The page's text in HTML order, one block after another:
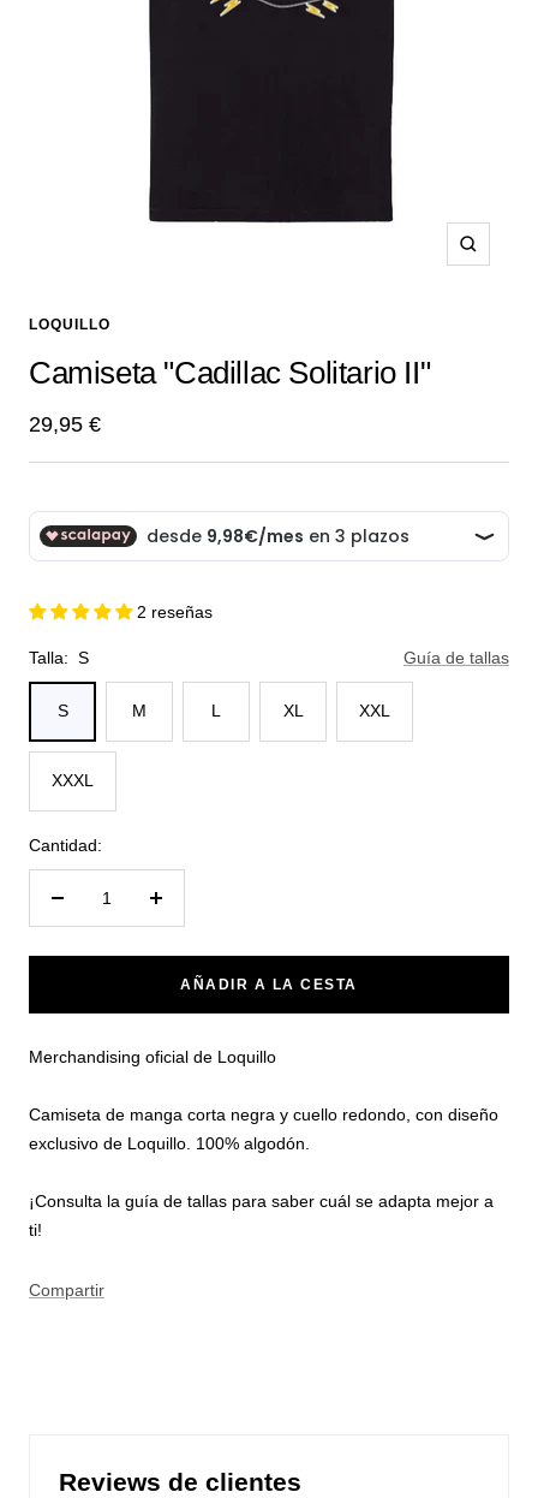
Zoom
LOQUILLO
Camiseta "Cadillac Solitario II"
Precio
de
29,95 €
2 reseñas
Talla: S Guía de tallas
S M L XL XXL
XXXL
Cantidad:
AÑADIR A LA CESTA
Merchandising oficial de Loquillo
Camiseta de manga corta negra y cuello redondo, con diseño
exclusivo de Loquillo. 100% algodón.
¡Consulta la guía de tallas para saber cuál se adapta mejor a
ti!
Compartir
Reviews de clientes